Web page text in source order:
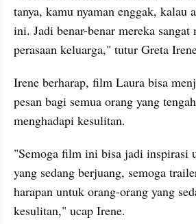
tanya, kamu nyaman enggak, kalau
ini. Jadi benar-benar mereka
perasaan keluarga," tutur Greta
Irene berharap, film Laura bisa
pesan bagi semua orang yang
menghadapi kesulitan.
"Semoga film ini bisa jadi inspirasi
yang sedang berjuang, semoga
harapan untuk orang-orang yang
kesulitan," ucap Irene.